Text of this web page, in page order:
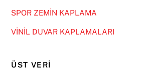
SPOR ZEMİN KAPLAMA
VİNİL DUVAR KAPLAMALARI
ÜST VERI